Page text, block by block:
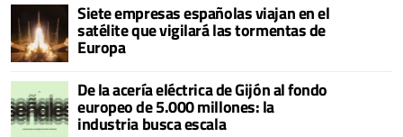
Siete empresas españolas viajan en el
satélite que vigilará las tormentas de
Europa
De la acería eléctrica de Gijón al fondo
europeo de 5.000 millones: la
industria busca escala